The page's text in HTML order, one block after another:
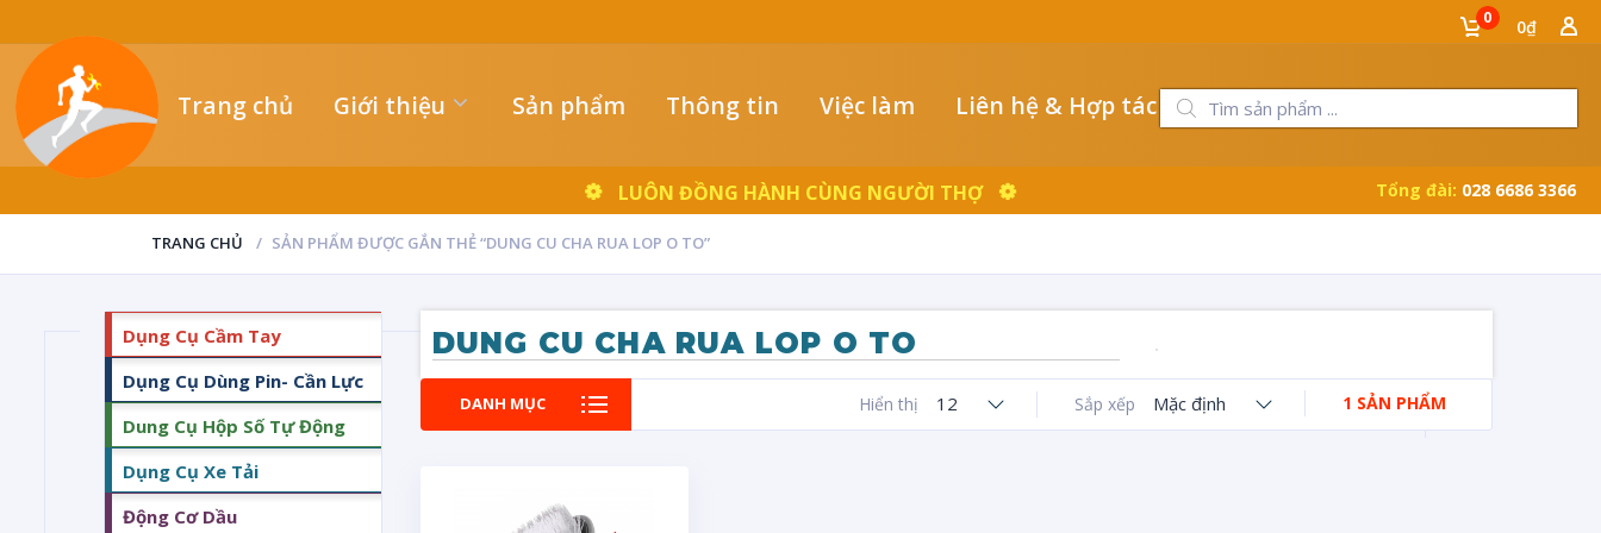
0 0₫
Trang chủ Giới thiệu Sản phẩm Thông tin Việc làm Liên hệ & Hợp tác
LUÔN ĐỒNG HÀNH CÙNG NGƯỜI THỢ Tổng đài: 028 6686 3366
TRANG CHỦ SẢN PHẨM ĐƯỢC GẮN THẺ “DUNG CU CHA RUA LOP O TO”
Dụng Cụ Cầm Tay
Dụng Cụ Dùng Pin- Cần Lực
Dung Cụ Hộp Số Tự Động
Dụng Cụ Xe Tải
Động Cơ Dầu
DUNG CU CHA RUA LOP O TO
DANH MỤC 1 SẢN PHẨM
Sắp xếp Mặc định
Hiển thị 12